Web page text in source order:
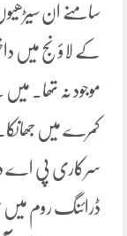
سامنے ان
کے لاؤنج میں
موجود نہ تھا۔
کمرے میں
سرکاری پی اے
ڈرائنگ روم میں